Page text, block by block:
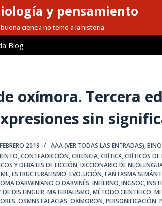
y pensamiento
buena ciencia no teme a la historia
Blog
oxímora. Tercera
sin
2019 AAA (VER TODAS LAS ENTRADAS),
,CONTRADICCIÓN,CREENCIA,CRÍTICA,CRÍTICOS
Y DEBATES DE FICCIÓN,DICCIONARIO DE
,ESTRUCTURALISMO,EVOLUCIÓN,FANTASMA
DARWINIANO O DARVINÉS,INFIERNO,INGSOC,
DISTINGUIR,MATERIALISMO,MÉTODO CIENTÍFICO,
,OSMNS FALACIAS,OXÍMORON,PERSONIFICACIÓN,